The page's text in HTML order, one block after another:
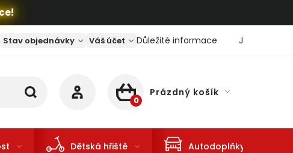
Stav objednávky Váš účet Důležité informace Jaký je
NÁKUPNÍ KOŠÍK
Prázdný košík
Dětská hřiště Autodoplňky